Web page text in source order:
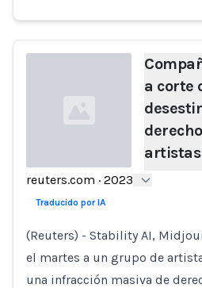
Loading...
a corte
artistas
reuters.com · 2023
Traducido por IA
(Reuters) - Stability AI,
el martes a un grupo de
una infracción masiva de